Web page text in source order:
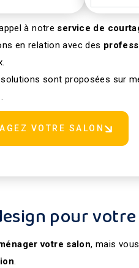
à notre service de
en relation avec des
sont proposées sur
VOTRE SALON
pour
votre salon, mais
.